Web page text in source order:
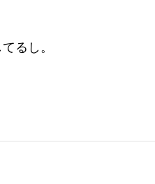
るし。